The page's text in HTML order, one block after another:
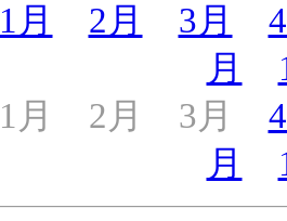
1月 2月 3月
月
1月 2月 3月
月